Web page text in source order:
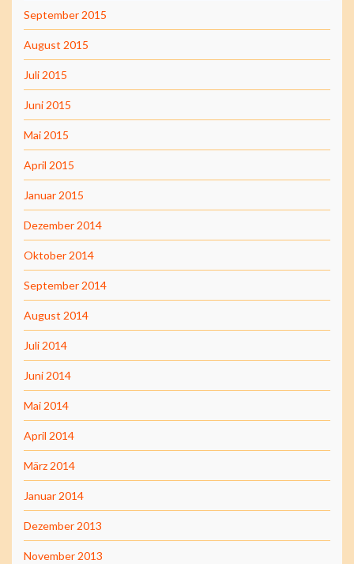
September 2015
August 2015
Juli 2015
Juni 2015
Mai 2015
April 2015
Januar 2015
Dezember 2014
Oktober 2014
September 2014
August 2014
Juli 2014
Juni 2014
Mai 2014
April 2014
März 2014
Januar 2014
Dezember 2013
November 2013